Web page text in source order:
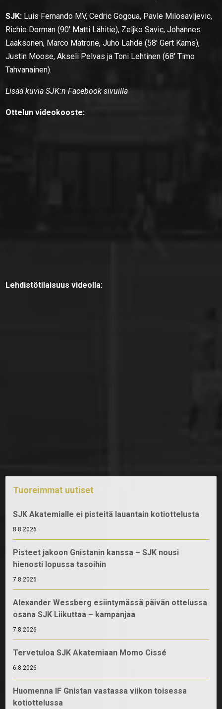
SJK: Luis Fernando MV, Cedric Gogoua, Pavle Milosavljevic,
Richie Dorman (90′ Matti Lähitie), Zeljko Savic, Johannes
Laaksonen, Marco Matrone, Juho Lähde (58′ Gert Kams),
Justin Moose, Akseli Pelvas ja Toni Lehtinen (68′ Timo
Tahvanainen).
Lisää kuvia SJK:n Facebook sivuilla
Ottelun videokooste:
Lehdistötilaisuus videolla:
Tuoreimmat uutiset
SJK Akatemialle ei pisteitä lauantain kotiottelusta
8.8.2026
Pisteet jakoon Gnistanin kanssa – SJK nousi
hienosti lopussa tasoihin
7.8.2026
Alexander Wessberg esiintymässä päivän ottelussa
osana SJK Liikuttaa – kampanjaa
7.8.2026
Tervetuloa SJK Akatemiaan Momo Cissé
6.8.2026
Huomenna IF Gnistan vastassa viikon toisessa
kotiottelussa